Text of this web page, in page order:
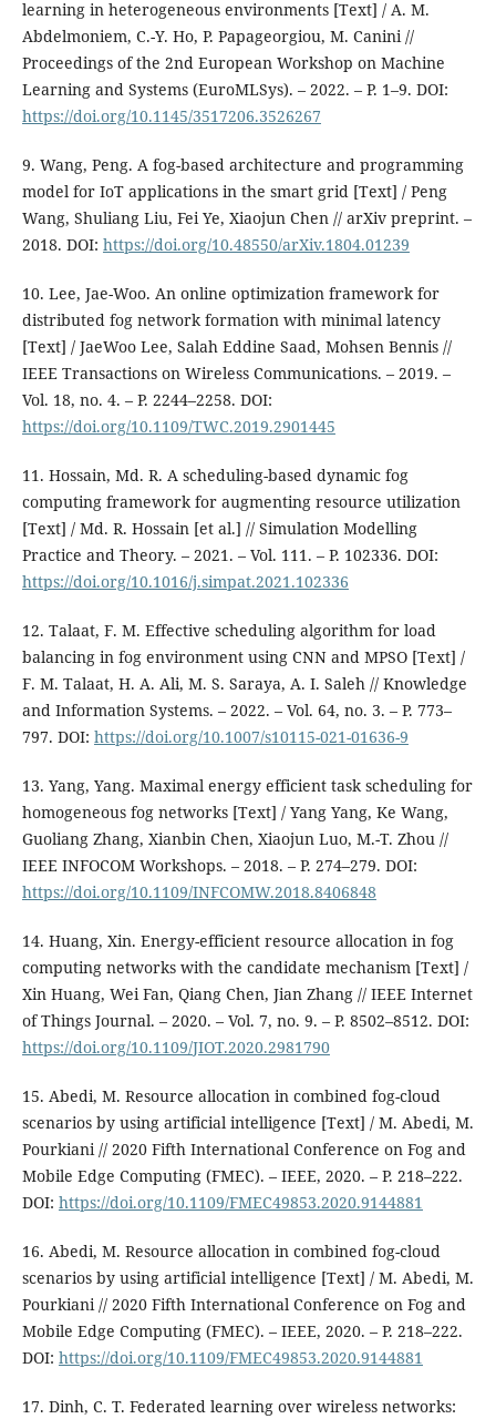
learning in heterogeneous environments [Text] / A. M.
Abdelmoniem, C.-Y. Ho, P. Papageorgiou, M. Canini //
Proceedings of the 2nd European Workshop on Machine
Learning and Systems (EuroMLSys). – 2022. – P. 1–9. DOI:
https://doi.org/10.1145/3517206.3526267
9. Wang, Peng. A fog-based architecture and programming
model for IoT applications in the smart grid [Text] / Peng
Wang, Shuliang Liu, Fei Ye, Xiaojun Chen // arXiv preprint. –
2018. DOI: https://doi.org/10.48550/arXiv.1804.01239
10. Lee, Jae-Woo. An online optimization framework for
distributed fog network formation with minimal latency
[Text] / JaeWoo Lee, Salah Eddine Saad, Mohsen Bennis //
IEEE Transactions on Wireless Communications. – 2019. –
Vol. 18, no. 4. – P. 2244–2258. DOI:
https://doi.org/10.1109/TWC.2019.2901445
11. Hossain, Md. R. A scheduling-based dynamic fog
computing framework for augmenting resource utilization
[Text] / Md. R. Hossain [et al.] // Simulation Modelling
Practice and Theory. – 2021. – Vol. 111. – P. 102336. DOI:
https://doi.org/10.1016/j.simpat.2021.102336
12. Talaat, F. M. Effective scheduling algorithm for load
balancing in fog environment using CNN and MPSO [Text] /
F. M. Talaat, H. A. Ali, M. S. Saraya, A. I. Saleh // Knowledge
and Information Systems. – 2022. – Vol. 64, no. 3. – P. 773–
797. DOI: https://doi.org/10.1007/s10115-021-01636-9
13. Yang, Yang. Maximal energy efficient task scheduling for
homogeneous fog networks [Text] / Yang Yang, Ke Wang,
Guoliang Zhang, Xianbin Chen, Xiaojun Luo, M.-T. Zhou //
IEEE INFOCOM Workshops. – 2018. – P. 274–279. DOI:
https://doi.org/10.1109/INFCOMW.2018.8406848
14. Huang, Xin. Energy-efficient resource allocation in fog
computing networks with the candidate mechanism [Text] /
Xin Huang, Wei Fan, Qiang Chen, Jian Zhang // IEEE Internet
of Things Journal. – 2020. – Vol. 7, no. 9. – P. 8502–8512. DOI:
https://doi.org/10.1109/JIOT.2020.2981790
15. Abedi, M. Resource allocation in combined fog-cloud
scenarios by using artificial intelligence [Text] / M. Abedi, M.
Pourkiani // 2020 Fifth International Conference on Fog and
Mobile Edge Computing (FMEC). – IEEE, 2020. – P. 218–222.
DOI: https://doi.org/10.1109/FMEC49853.2020.9144881
16. Abedi, M. Resource allocation in combined fog-cloud
scenarios by using artificial intelligence [Text] / M. Abedi, M.
Pourkiani // 2020 Fifth International Conference on Fog and
Mobile Edge Computing (FMEC). – IEEE, 2020. – P. 218–222.
DOI: https://doi.org/10.1109/FMEC49853.2020.9144881
17. Dinh, C. T. Federated learning over wireless networks: